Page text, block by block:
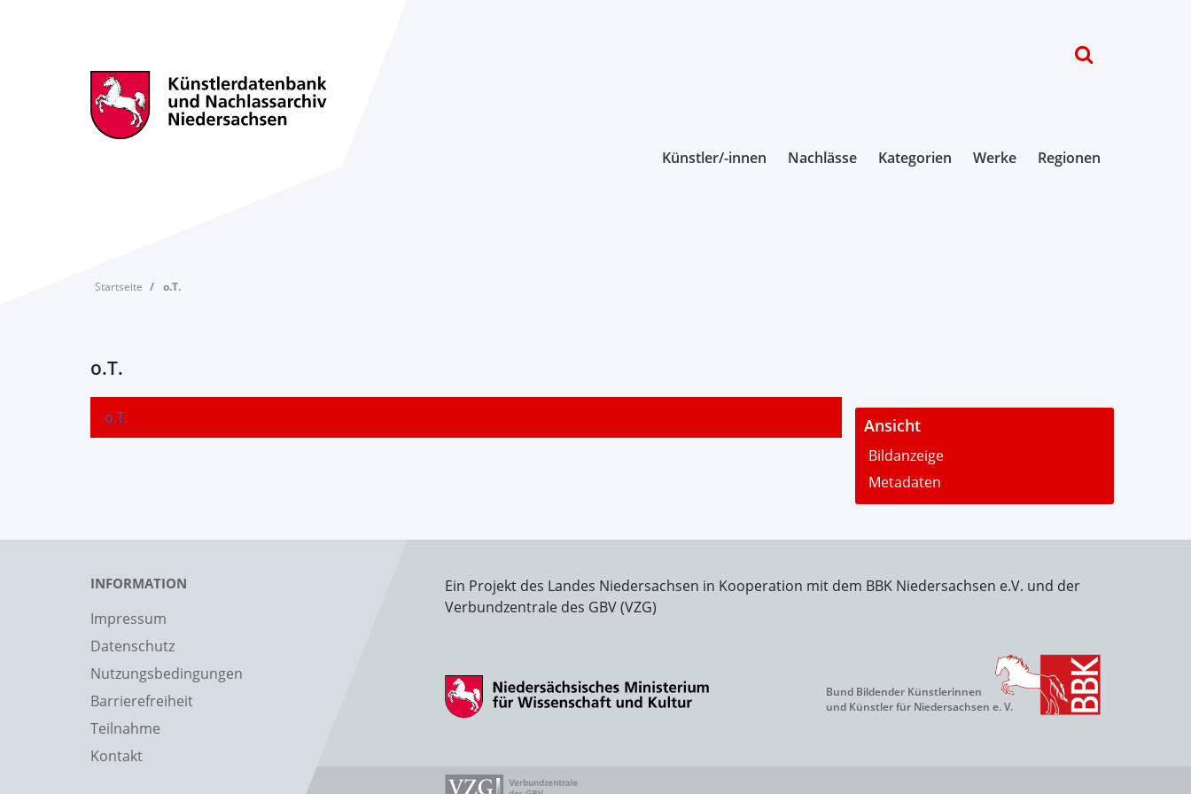
Künstler/-innen Nachlässe Kategorien Werke Regionen
Startseite o.T.
o.T.
o.T. - Ansicht
Bildanzeige
Metadaten
INFORMATION
Impressum
Datenschutz
Nutzungsbedingungen
Barrierefreiheit
Teilnahme
Kontakt
Ein Projekt des Landes Niedersachsen in Kooperation mit dem BBK Niedersachsen e.V. und der
Verbundzentrale des GBV (VZG)
Bund Bildender Künstlerinnen
und Künstler für Niedersachsen e. V.